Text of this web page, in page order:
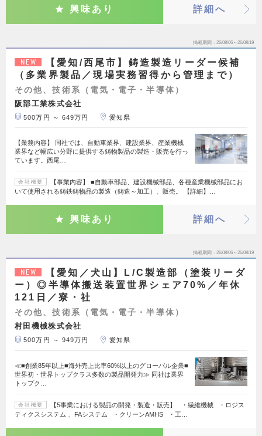
興味あり 詳細へ
掲載期間 26/08/06～26/08/19
NEW
【愛知/西尾市】鋳造製造リーダー候補
（多業界製品／現場実務習得から管理まで）
その他、技術系（電気・電子・半導体）
阪部工業株式会社
500万円 ～ 649万円 愛知県
【業務内容】 同社では、自動車業界、建設業界、産業機械
業界など幅広い分野に提供する鋳物製品の製造・販売を行っ
ています。西尾…
会社概要
【事業内容】 ■自動車部品、建設機械部品、各種産業機械部品にお
いて使用される鋳鉄鋳物品の製造（鋳造～加工）、販売。 【詳細】…
興味あり 詳細へ
掲載期間 26/08/06～26/08/19
NEW
【愛知／犬山】L/C製造部（塗装リーダ
ー）◎半導体搬送装置世界シェア70%／年休
121日／寮・社
その他、技術系（電気・電子・半導体）
村田機械株式会社
500万円 ～ 949万円 愛知県
≪■創業85年以上■海外売上比率60%以上のグローバル企業■
世界初・世界トップクラス多数の製品開発力≫ 同社は業界
トップク…
会社概要
【5事業における製品の開発・製造・販売】 ・繊維機械 ・ロジス
ティクスシステム 、FAシステム ・クリーンAMHS ・工…